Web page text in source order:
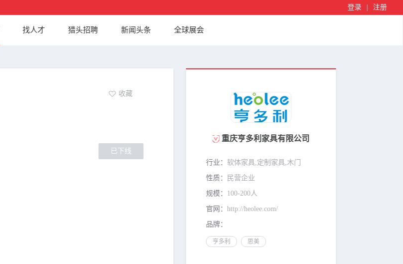
登录 注册
找人才 猎头招聘 新闻头条 全球展会
收藏
已下线
重庆亨多利家具有限公司
行业： 软体家具,定制家具,木门
性质： 民营企业
规模： 100-200人
官网： http://heolee.com/
品牌：
亨多利 思美